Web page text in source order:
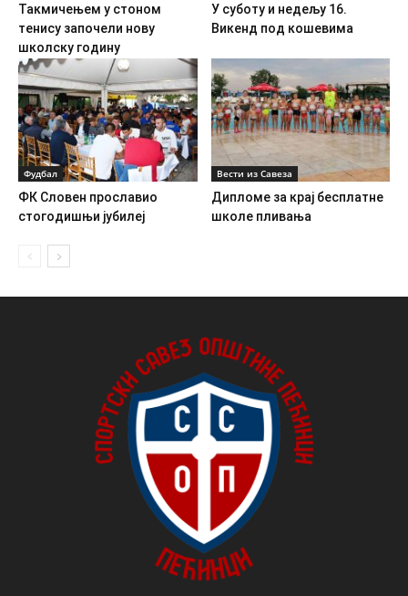
Такмичењем у стоном
тенису започели нову
школску годину
У суботу и недељу 16.
Викенд под кошевима
Фудбал
ФК Словен прославио
стогодишњи јубилеј
Вести из Савеза
Дипломе за крај бесплатне
школе пливања